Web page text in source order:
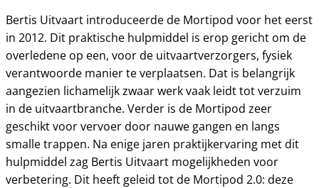
Bertis Uitvaart introduceerde de Mortipod voor het eerst
in 2012. Dit praktische hulpmiddel is erop gericht om de
overledene op een, voor de uitvaartverzorgers, fysiek
verantwoorde manier te verplaatsen. Dat is belangrijk
aangezien lichamelijk zwaar werk vaak leidt tot verzuim
in de uitvaartbranche. Verder is de Mortipod zeer
geschikt voor vervoer door nauwe gangen en langs
smalle trappen. Na enige jaren praktijkervaring met dit
hulpmiddel zag Bertis Uitvaart mogelijkheden voor
verbetering. Dit heeft geleid tot de Mortipod 2.0: deze